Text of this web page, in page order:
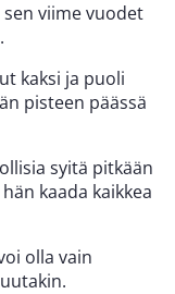
viime vuodet
kaksi ja puoli
pisteen päässä
syitä pitkään
kaada kaikkea
olla vain